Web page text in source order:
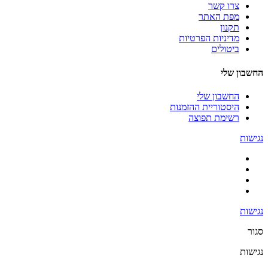
צרו קשר
מפת האתר
תקנון
מדיניות הפרטיות
ביטולים
החשבון שלי
החשבון שלי
היסטוריית ההזמנות
רשימת תפוצה
נגישות
נגישות
סגור
נגישות